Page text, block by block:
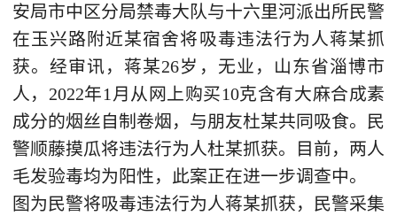
安局市中区分局禁毒大队与十六里河派出所民警
在玉兴路附近某宿舍将吸毒违法行为人蒋某抓
获。经审讯，蒋某26岁，无业，山东省淄博市
人，2022年1月从网上购买10克含有大麻合成素
成分的烟丝自制卷烟，与朋友杜某共同吸食。民
警顺藤摸瓜将违法行为人杜某抓获。目前，两人
毛发验毒均为阳性，此案正在进一步调查中。
图为民警将吸毒违法行为人蒋某抓获，民警采集